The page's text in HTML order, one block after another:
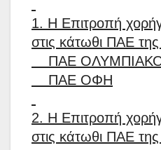
1. Η Επιτροπή
στις κάτωθι ΠΑΕ
ΠΑΕ
ΠΑΕ ΟΦΗ
2. Η Επιτροπή
στις κάτωθι ΠΑΕ